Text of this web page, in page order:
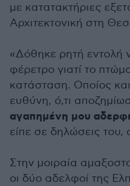
με κατατακτήριες
Αρχιτεκτονική στη
«Δόθηκε ρητή εντολή
φέρετρο γιατί το
κατάσταση. Οποίος
ευθύνη, ό,τι
αγαπημένη μου
είπε σε δηλώσεις
Στην μοιραία
οι δύο αδελφοί της